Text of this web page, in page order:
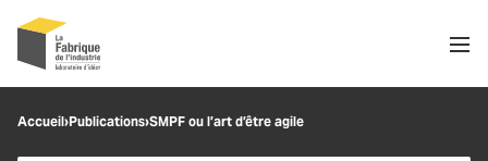
Recherche
Accueil›Publications›SMPF ou l’art d’être agile